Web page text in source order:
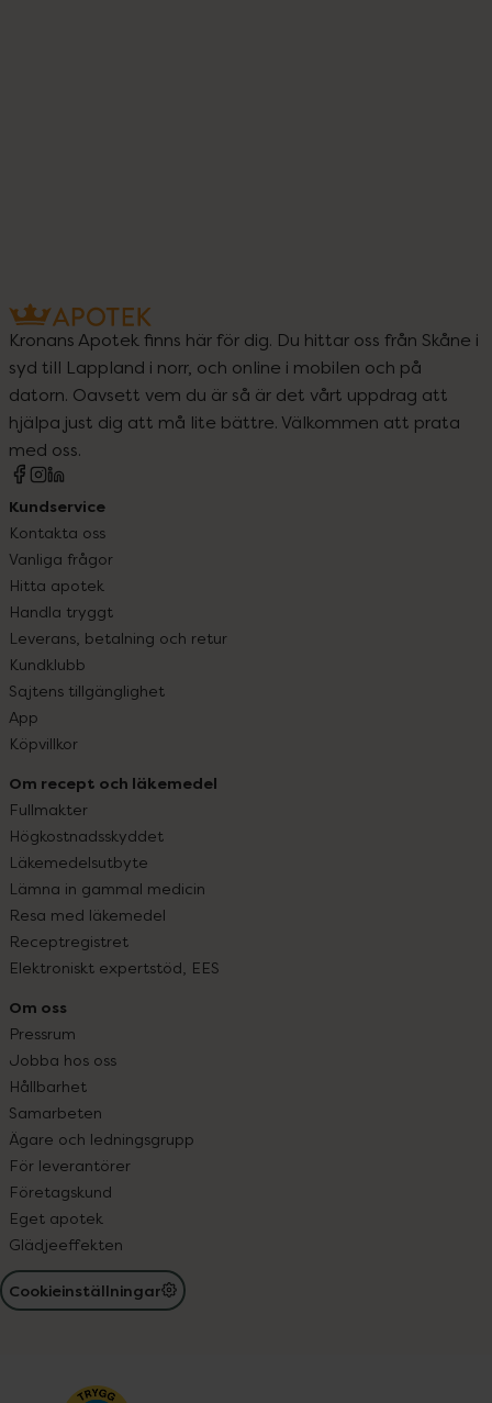
Kronans Apotek finns här för dig. Du hittar oss från Skåne i
syd till Lappland i norr, och online i mobilen och på
datorn. Oavsett vem du är så är det vårt uppdrag att
hjälpa just dig att må lite bättre. Välkommen att prata
med oss.
Kundservice
Kontakta oss
Vanliga frågor
Hitta apotek
Handla tryggt
Leverans, betalning och retur
Kundklubb
Sajtens tillgänglighet
App
Köpvillkor
Om recept och läkemedel
Fullmakter
Högkostnadsskyddet
Läkemedelsutbyte
Lämna in gammal medicin
Resa med läkemedel
Receptregistret
Elektroniskt expertstöd, EES
Om oss
Pressrum
Jobba hos oss
Hållbarhet
Samarbeten
Ägare och ledningsgrupp
För leverantörer
Företagskund
Eget apotek
Glädjeeffekten
Cookieinställningar